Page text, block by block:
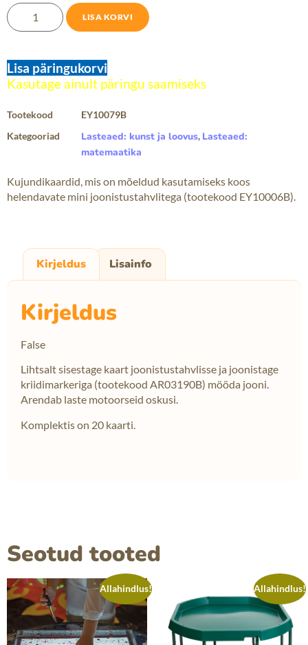
LISA KORVI
Lisa päringukorvi
Tootekood
EY10079B
Kategooriad
Lasteaed: kunst ja loovus, Lasteaed:
matemaatika
Kujundikaardid, mis on mõeldud kasutamiseks koos
helendavate mini joonistustahvlitega (tootekood EY10006B).
Kirjeldus Lisainfo
Kirjeldus
False
Lihtsalt sisestage kaart joonistustahvlisse ja joonistage
kriidimarkeriga (tootekood AR03190B) mööda jooni.
Arendab laste motoorseid oskusi.
Komplektis on 20 kaarti.
Seotud tooted
Allahindlus! Allahindlus!